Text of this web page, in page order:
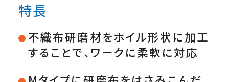
特長
不織布研磨材をホイル形状に加工
することで、ワークに柔軟に対応